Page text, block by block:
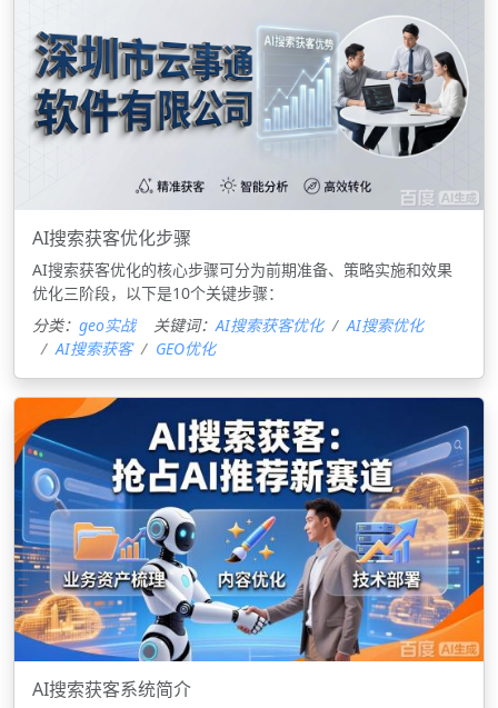
AI搜索获客优化步骤
AI搜索获客优化的核心步骤可分为前期准备、策略实施和效果
优化三阶段，以下是10个关键步骤：
分类： geo实战 关键词： AI搜索获客优化
AI搜索优化
AI搜索获客
GEO优化
AI搜索获客系统简介